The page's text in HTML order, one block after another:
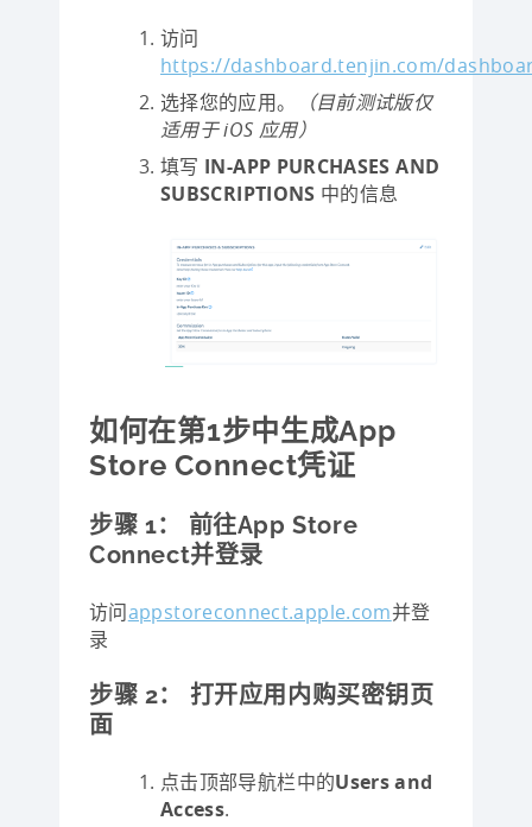
访问
https://dashboard.tenjin.com/
选择您的应用。
（目前测试版仅
适用于 iOS 应用）
填写 IN-APP PURCHASES AND
SUBSCRIPTIONS 中的信息
如何在第1步中生成App
Store Connect凭证
步骤 1：​ 前往App Store
Connect并登录
访问appstoreconnect.apple.com并登
录
步骤 2：​ 打开应用内购买密钥页
面
点击顶部导航栏中的Users and
Access.